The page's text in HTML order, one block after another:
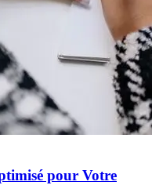
pour Votre